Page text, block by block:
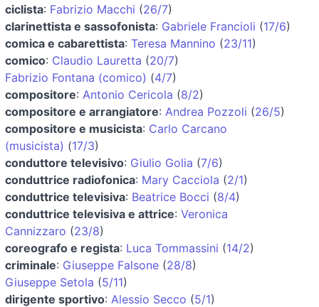
ciclista: Fabrizio Macchi (26/7)
clarinettista e sassofonista: Gabriele Francioli (17/6)
comica e cabarettista: Teresa Mannino (23/11)
comico: Claudio Lauretta (20/7)
Fabrizio Fontana (comico) (4/7)
compositore: Antonio Cericola (8/2)
compositore e arrangiatore: Andrea Pozzoli (26/5)
compositore e musicista: Carlo Carcano
(musicista) (17/3)
conduttore televisivo: Giulio Golia (7/6)
conduttrice radiofonica: Mary Cacciola (2/1)
conduttrice televisiva: Beatrice Bocci (8/4)
conduttrice televisiva e attrice: Veronica
Cannizzaro (23/8)
coreografo e regista: Luca Tommassini (14/2)
criminale: Giuseppe Falsone (28/8)
Giuseppe Setola (5/11)
dirigente sportivo: Alessio Secco (5/1)